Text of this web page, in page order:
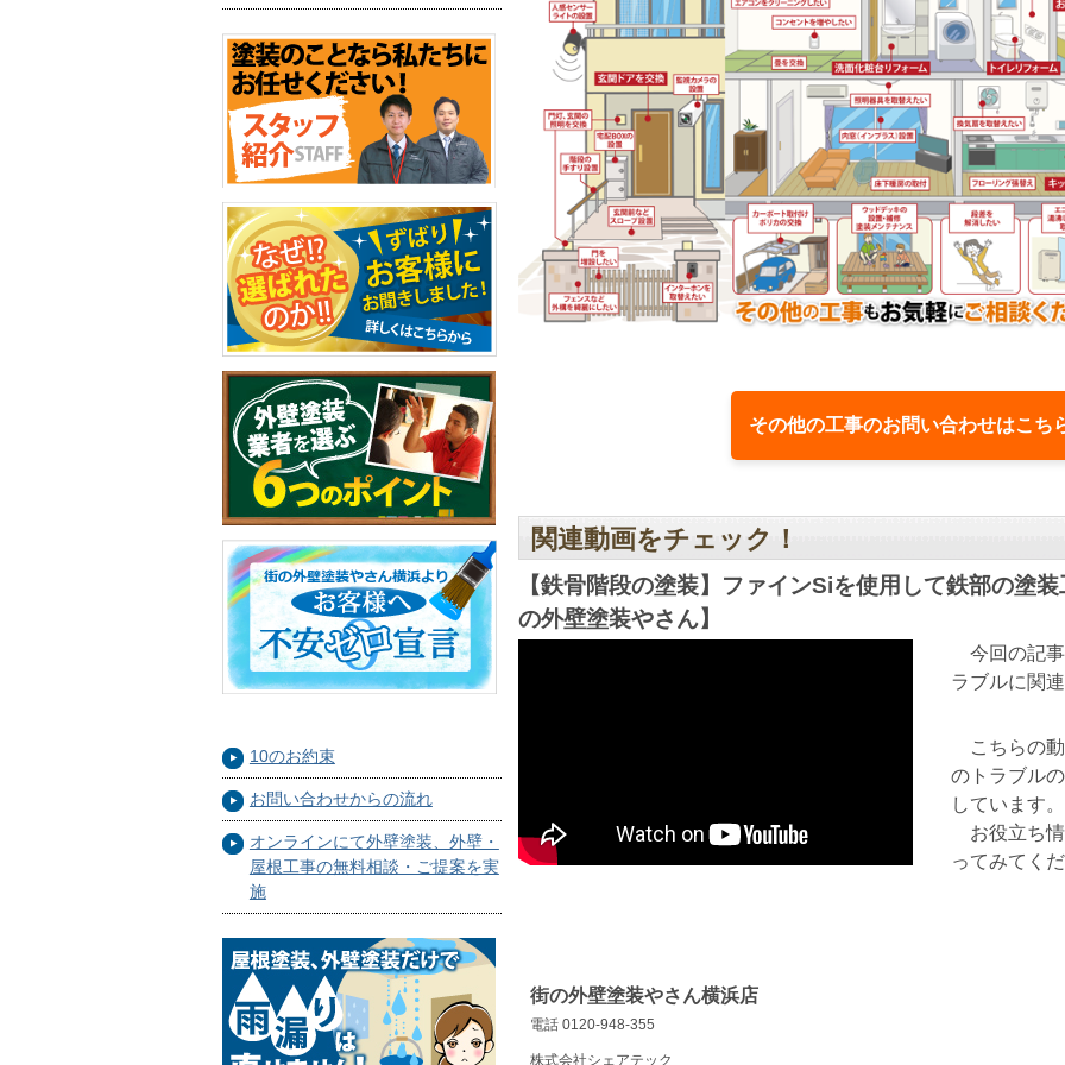
10のお約束
お問い合わせからの流れ
オンラインにて外壁塗装、外壁・
屋根工事の無料相談・ご提案を実
施
その他の工事のお問い合わせはこ
関連動画をチェック！
【鉄骨階段の塗装】ファインSiを使用して鉄部の塗
の外壁塗装やさん】
今回の記事
ラブルに関
こちらの動
のトラブル
しています。
お役立ち情
ってみてく
街の外壁塗装やさん横浜店
電話 0120-948-355
株式会社シェアテック